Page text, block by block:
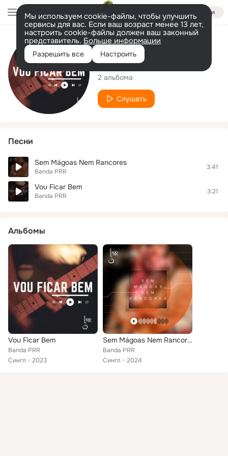
Войти
Мы используем cookie-файлы, чтобы улучшить
сервисы для вас. Если ваш возраст менее 13 лет,
настроить cookie-файлы должен ваш законный
представитель. Больше информации
Разрешить все Настроить
Исполнитель
Banda PRR
2 альбома
Слушать
Песни
Sem Mágoas Nem Rancores
Banda PRR
3:41
Vou Ficar Bem
Banda PRR
3:21
Альбомы
Vou Ficar Bem
Banda PRR
Сингл
2023
Sem Mágoas Nem Rancores
Banda PRR
Сингл
2024